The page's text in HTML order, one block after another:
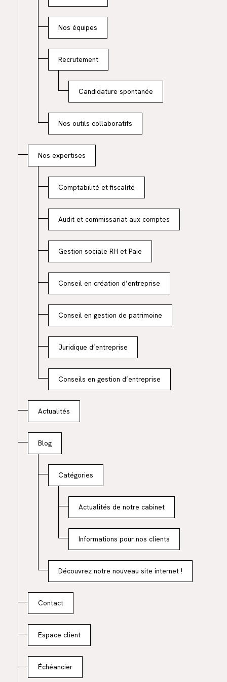
Nos équipes
Recrutement
Candidature spontanée
Nos outils collaboratifs
Nos expertises
Comptabilité et fiscalité
Audit et commissariat aux comptes
Gestion sociale RH et Paie
Conseil en création d’entreprise
Conseil en gestion de patrimoine
Juridique d’entreprise
Conseils en gestion d’entreprise
Actualités
Blog
Catégories
Actualités de notre cabinet
Informations pour nos clients
Découvrez notre nouveau site internet !
Contact
Espace client
Échéancier